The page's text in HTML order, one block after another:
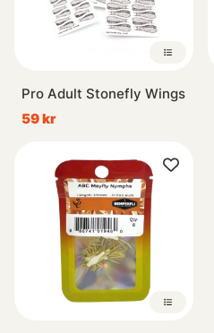
Pro Adult Stonefly Wings
59 kr